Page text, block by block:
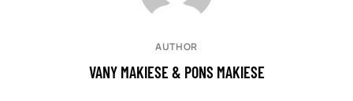
AUTHOR
VANY MAKIESE & PONS MAKIESE